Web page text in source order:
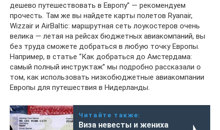
дешево путешествовать в Европу” — рекомендуем
прочесть. Там же вы найдете карты полетов Ryanair,
Wizzair и AirBaltic: маршрутная сеть лоукостеров очень
велика — летая на рейсах бюджетных авиакомпаний, вы
без труда сможете добраться в любую точку Европы.
Например, в статье “Как добраться до Амстердама:
самый полный инструктаж” мы подробно рассказали о
том, как использовать низкобюджетные авиакомпании
Европы для путешествия в Нидерланды.
Читайте также:
Виза невесты и жениха